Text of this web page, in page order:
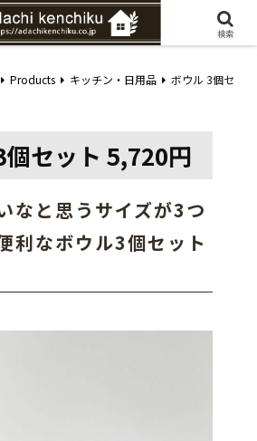
然素材を使ったナチュラルな家づくりをご提案
Products キッチン・日用品
ボウル 3個セ
個セット 5,720円
なと思うサイズが3つ
利なボウル3個セット
検索